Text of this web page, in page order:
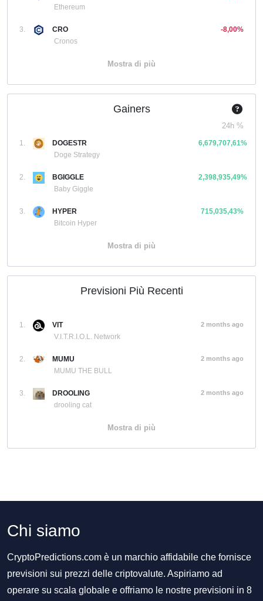
Ethereum
3.
CRO
Cronos
-8,00%
Mostra di più
Gainers
24h %
1.
DOGESTR
Doge Strategy
6,679,707,61%
2.
BGIGGLE
Baby Giggle
2,398,935,49%
3.
HYPER
Bitcoin Hyper
715,035,43%
Mostra di più
Previsioni Più Recenti
1.
VIT
V.I.T.R.I.O.L. Network
2 months ago
2.
MUMU
MUMU THE BULL
2 months ago
3.
DROOLING
drooling cat
2 months ago
Mostra di più
Chi siamo
CryptoPredictions.com è un marchio affidabile che fornisce
previsioni sui prezzi delle criptovalute. Aspiriamo ad
operare su scala globale e offriamo le nostre previsioni in 8